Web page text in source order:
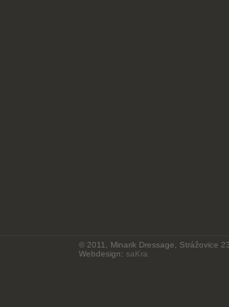
© 2011, Minarik Dressage, Strážovice
Webdesign: saKra